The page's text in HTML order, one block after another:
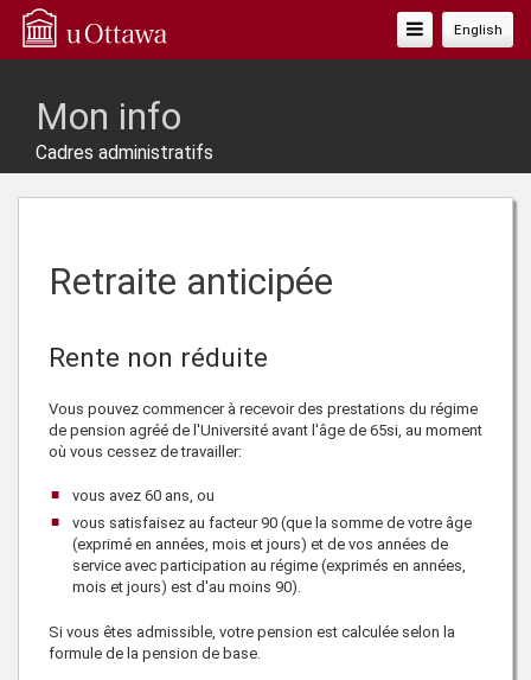
English
Basculer
La
Mon info
Cadres administratifs
Retraite anticipée
Rente non réduite
Vous pouvez commencer à recevoir des prestations du régime
de pension agréé de l'Université avant l'âge de 65si, au moment
où vous cessez de travailler:
vous avez 60ans, ou
vous satisfaisez au facteur 90(que la somme de votre âge
(exprimé en années, mois et jours) et de vos années de
service avec participation au régime (exprimés en années,
mois et jours) est d'au moins 90).
Si vous êtes admissible, votre pension est calculée selon la
formule de la pension de base.